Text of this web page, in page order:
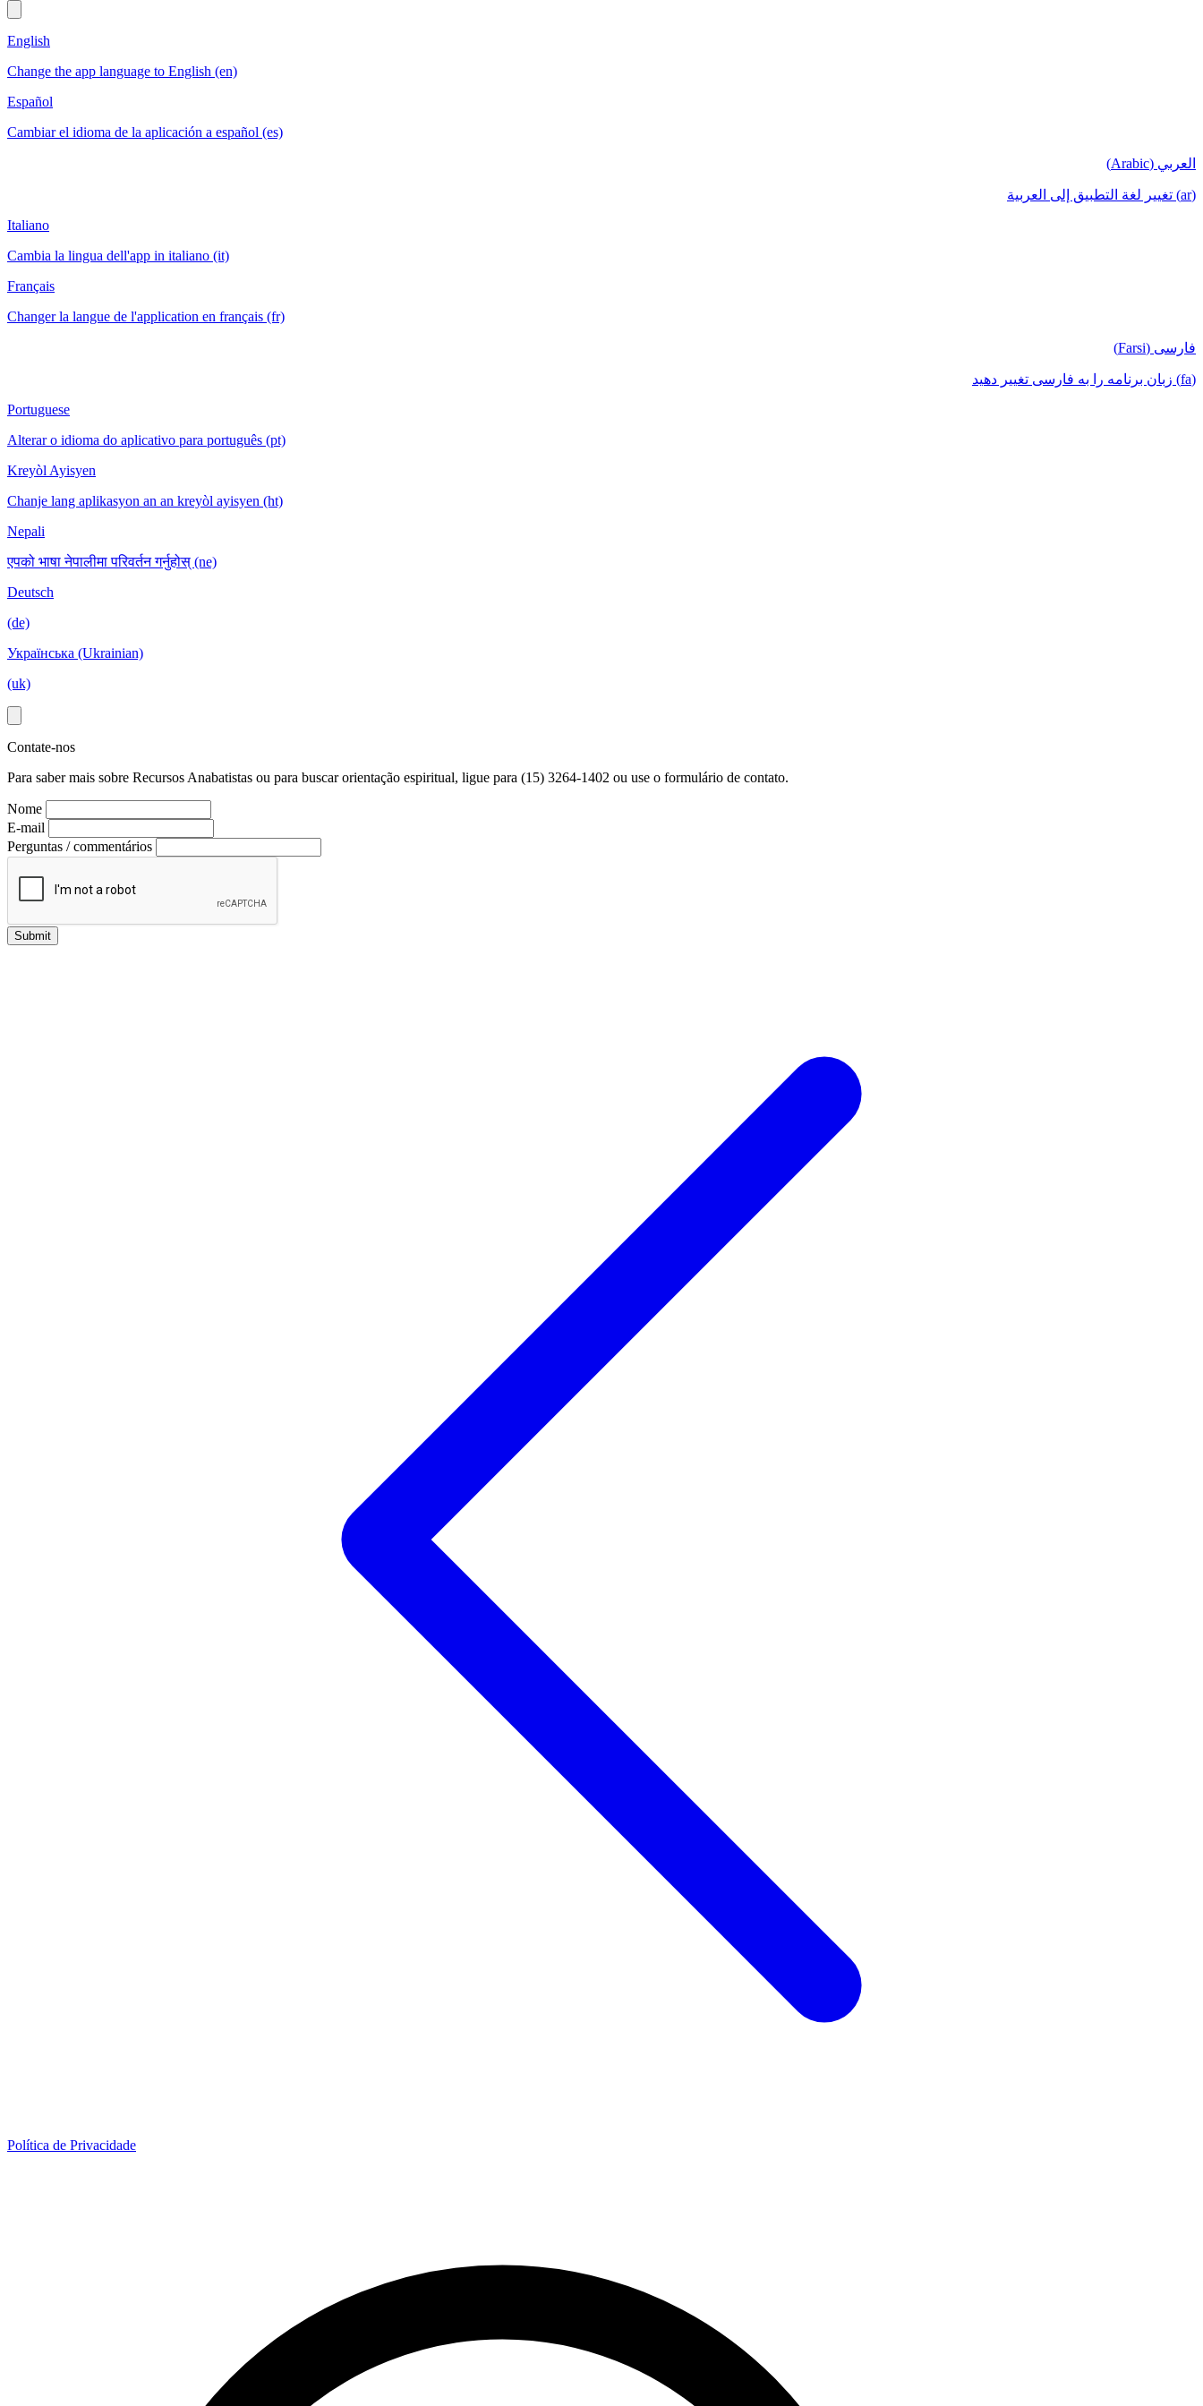
English
Change the app language to English (en)
Español
Cambiar el idioma de la aplicación a español (es)
العربي (Arabic)
(ar) تغيير لغة التطبيق إلى العربية
Italiano
Cambia la lingua dell'app in italiano (it)
Français
Changer la langue de l'application en français (fr)
فارسی (Farsi)
(fa) زبان برنامه را به فارسی تغییر دهید
Portuguese
Alterar o idioma do aplicativo para português (pt)
Kreyòl Ayisyen
Chanje lang aplikasyon an an kreyòl ayisyen (ht)
Nepali
एपको भाषा नेपालीमा परिवर्तन गर्नुहोस् (ne)
Deutsch
(de)
Українська (Ukrainian)
(uk)
Contate-nos
Para saber mais sobre Recursos Anabatistas ou para buscar orientação espiritual, ligue para (15) 3264-1402 ou use o formulário de contato.
Nome
E-mail
Perguntas / commentários
Submit
Política de Privacidade